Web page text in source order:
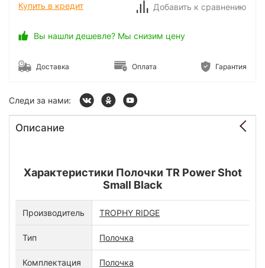
Купить в кредит
Добавить к сравнению
Вы нашли дешевле? Мы снизим цену
Доставка Оплата Гарантия
Следи за нами:
Описание
Характеристики Полочки TR Power Shot
Small Black
Производитель TROPHY RIDGE
Тип Полочка
Комплектация Полочка